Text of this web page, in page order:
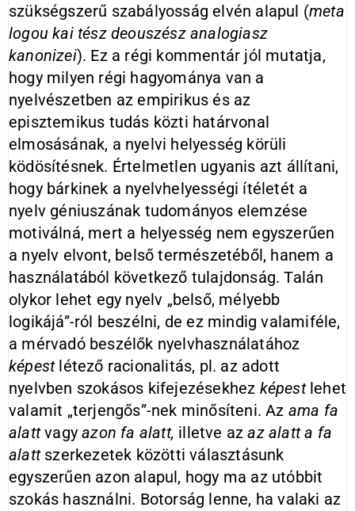
szükségszerű szabályosság elvén alapul (meta
logou kai tész deouszész analogiasz
kanonizei). Ez a régi kommentár jól mutatja,
hogy milyen régi hagyománya van a
nyelvészetben az empirikus és az
episztemikus tudás közti határvonal
elmosásának, a nyelvi helyesség körüli
ködösítésnek. Értelmetlen ugyanis azt állítani,
hogy bárkinek a nyelvhelyességi ítéletét a
nyelv géniuszának tudományos elemzése
motiválná, mert a helyesség nem egyszerűen
a nyelv elvont, belső természetéből, hanem a
használatából következő tulajdonság. Talán
olykor lehet egy nyelv „belső, mélyebb
logikájá”-ról beszélni, de ez mindig valamiféle,
a mérvadó beszélők nyelvhasználatához
képestlétező racionalitás, pl. az adott
nyelvben szokásos kifejezésekhez képestlehet
valamit „terjengős”-nek minősíteni. Az ama fa
alattvagyazon fa alatt, illetve azaz alatt a fa
alattszerkezetek közötti választásunk
egyszerűen azon alapul, hogy ma az utóbbit
szokás használni. Botorság lenne, ha valaki az